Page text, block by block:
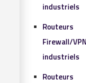
industriels
Routeurs
Firewall/VPN
industriels
Routeurs